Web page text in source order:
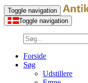
Toggle navigation
Toggle navigation
Forside
Søg
Udstillere